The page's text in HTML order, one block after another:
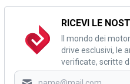
RICEVI LE
Il mondo dei
drive esclusivi, le
verificate, scritte